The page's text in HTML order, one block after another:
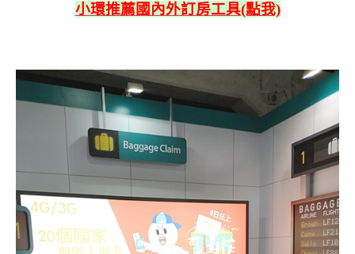
小環推薦國內外訂房工具(點我)